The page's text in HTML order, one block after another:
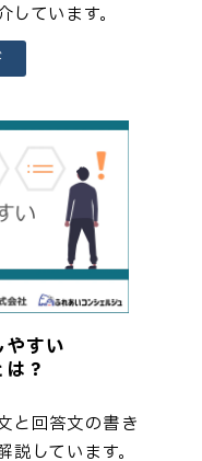
ています。
すい
？
と回答文の書き
しています。